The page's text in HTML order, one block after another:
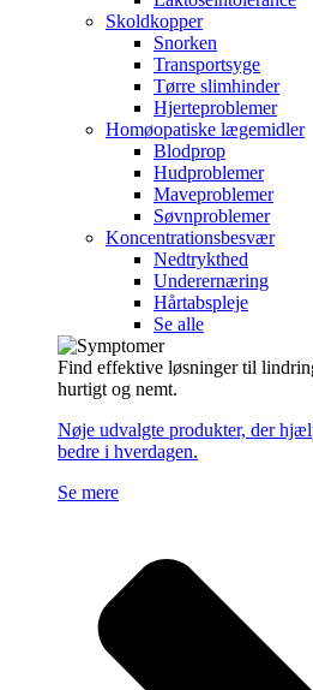
Skoldkopper
Snorken
Transportsyge
Tørre slimhinder
Hjerteproblemer
Homøopatiske lægemidler
Blodprop
Hudproblemer
Maveproblemer
Søvnproblemer
Koncentrationsbesvær
Nedtrykthed
Underernæring
Hårtabspleje
Se alle
Find effektive løsninger til
hurtigt og nemt.
Nøje udvalgte produkter, der
bedre i hverdagen.
Se mere